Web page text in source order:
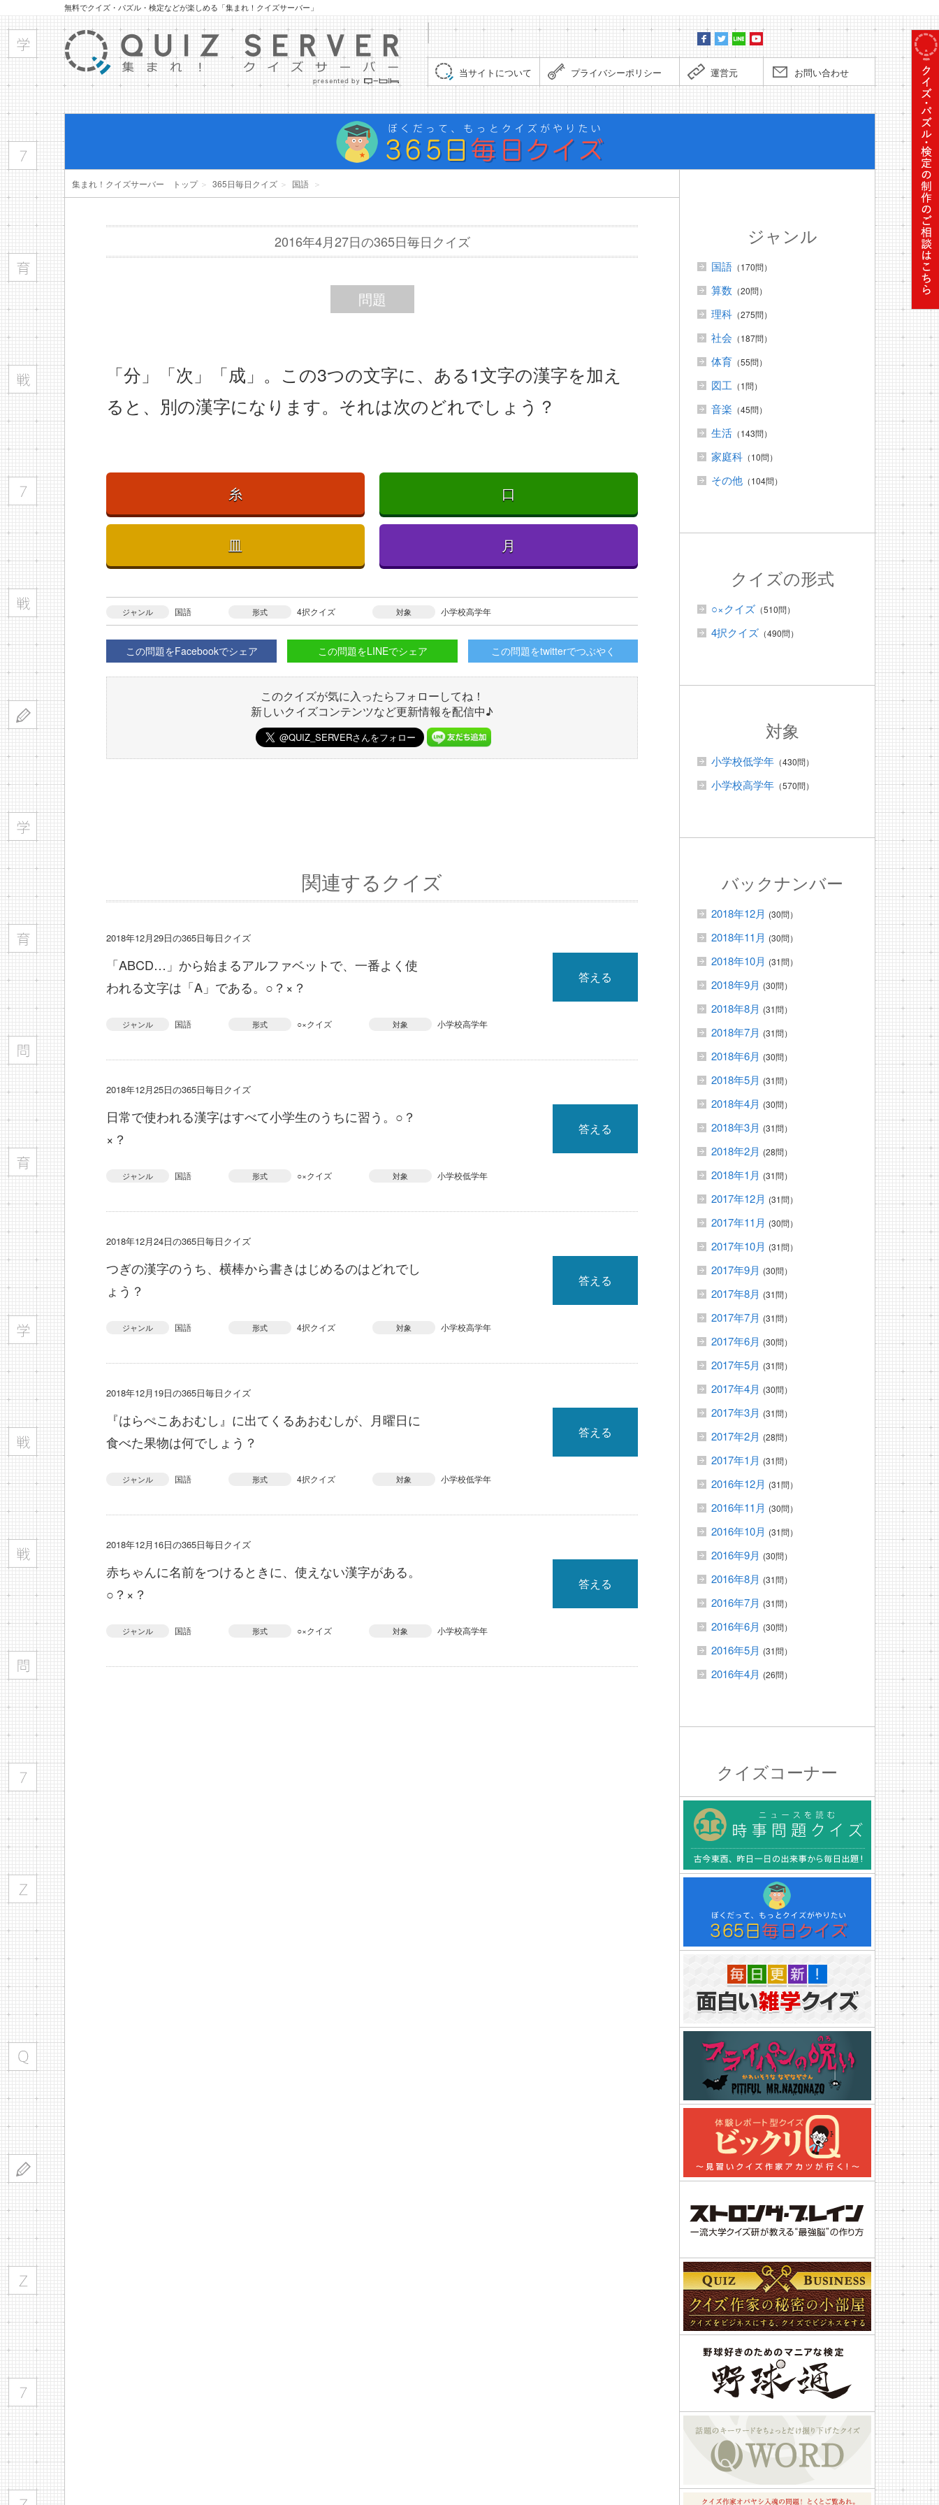
無料でクイズ・パズル・検定などが楽しめる「集まれ！クイズサーバー」
当サイトについて プライバシーポリシー 運営元 お問い合わせ
ぼくだ
集まれ！クイズサーバー トップ＞ 365日毎日クイズ ＞ 国語 ＞
2016年4月27日の365日毎日クイズ
問題
「分」「次」「成」。この3つの文字に、ある1文字の漢字を加え
ると、別の漢字になります。それは次のどれでしょう？
糸 口
皿 月
ジャンル 国語 形式 4択クイズ 対象 小学校高学年
この問題をFacebookでシェア この問題をLINEでシェア この問題をtwitterでつぶやく
このクイズが気に入ったらフォローしてね！
新しいクイズコンテンツなど更新情報を配信中♪
関連するクイズ
2018年12月29日の365日毎日クイズ
「ABCD…」から始まるアルファベットで、一番よく使
われる文字は「A」である。○？×？
答える
ジャンル 国語 形式 ○×クイズ 対象 小学校高学年
2018年12月25日の365日毎日クイズ
日常で使われる漢字はすべて小学生のうちに習う。○？
×？
答える
ジャンル 国語 形式 ○×クイズ 対象 小学校低学年
2018年12月24日の365日毎日クイズ
つぎの漢字のうち、横棒から書きはじめるのはどれでし
ょう？
答える
ジャンル 国語 形式 4択クイズ 対象 小学校高学年
2018年12月19日の365日毎日クイズ
『はらぺこあおむし』に出てくるあおむしが、月曜日に
食べた果物は何でしょう？
答える
ジャンル 国語 形式 4択クイズ 対象 小学校低学年
2018年12月16日の365日毎日クイズ
赤ちゃんに名前をつけるときに、使えない漢字がある。
○？×？
答える
ジャンル 国語 形式 ○×クイズ 対象 小学校高学年
ジャンル
国語 （170問）
算数 （20問）
理科 （275問）
社会 （187問）
体育 （55問）
図工 （1問）
音楽 （45問）
生活 （143問）
家庭科 （10問）
その他 （104問）
クイズの形式
○×クイズ （510問）
4択クイズ （490問）
対象
小学校低学年 （430問）
小学校高学年 （570問）
バックナンバー
2018年12月 (30問）
2018年11月 (30問）
2018年10月 (31問）
2018年9月 (30問）
2018年8月 (31問）
2018年7月 (31問）
2018年6月 (30問）
2018年5月 (31問）
2018年4月 (30問）
2018年3月 (31問）
2018年2月 (28問）
2018年1月 (31問）
2017年12月 (31問）
2017年11月 (30問）
2017年10月 (31問）
2017年9月 (30問）
2017年8月 (31問）
2017年7月 (31問）
2017年6月 (30問）
2017年5月 (31問）
2017年4月 (30問）
2017年3月 (31問）
2017年2月 (28問）
2017年1月 (31問）
2016年12月 (31問）
2016年11月 (30問）
2016年10月 (31問）
2016年9月 (30問）
2016年8月 (31問）
2016年7月 (31問）
2016年6月 (30問）
2016年5月 (31問）
2016年4月 (26問）
クイズコーナー